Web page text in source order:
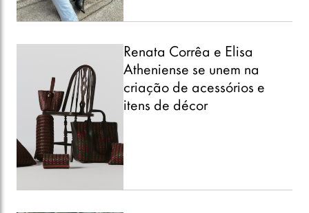
Renata Corrêa e Elisa
Atheniense se unem na
criação de acessórios e
itens de décor